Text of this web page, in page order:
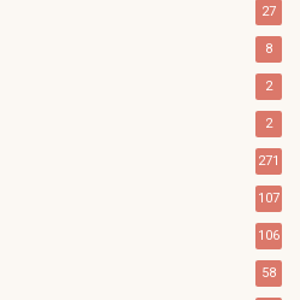
27
8
2
2
271
107
106
58